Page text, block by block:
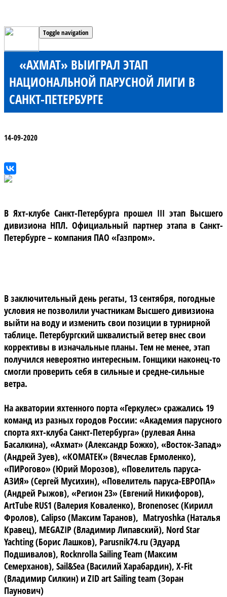
Toggle navigation
«АХМАТ» ВЫИГРАЛ ЭТАП
НАЦИОНАЛЬНОЙ ПАРУСНОЙ ЛИГИ В
САНКТ-ПЕТЕРБУРГЕ
14-09-2020
В Яхт-клубе Санкт-Петербурга прошел III этап Высшего
дивизиона НПЛ. Официальный партнер этапа в Санкт-
Петербурге – компания ПАО «Газпром».
В заключительный день регаты, 13 сентября, погодные
условия не позволили участникам Высшего дивизиона
выйти на воду и изменить свои позиции в турнирной
таблице. Петербургский шквалистый ветер внес свои
коррективы в изначальные планы. Тем не менее, этап
получился невероятно интересным. Гонщики наконец-то
смогли проверить себя в сильные и средне-сильные
ветра.
На акватории яхтенного порта «Геркулес» сражались 19
команд из разных городов России: «Академия парусного
спорта яхт-клуба Санкт-Петербурга» (рулевая Анна
Басалкина), «Ахмат» (Александр Божко), «Восток-Запад»
(Андрей Зуев), «КОМАТЕК» (Вячеслав Ермоленко),
«ПИРогово» (Юрий Морозов), «Повелитель паруса-
АЗИЯ» (Сергей Мусихин), «Повелитель паруса-ЕВРОПА»
(Андрей Рыжов), «Регион 23» (Евгений Никифоров),
ArtTube RUS1 (Валерия Коваленко), Bronenosec (Кирилл
Фролов), Calipso (Максим Таранов), Matryoshka (Наталья
Кравец), MEGAZIP (Владимир Липавский), Nord Star
Yachting (Борис Лашков), Parusnik74.ru (Эдуард
Подшивалов), Rocknrolla Sailing Team (Максим
Семерханов), Sail&Sea (Василий Харабардин), X-Fit
(Владимир Силкин) и ZID art Sailing team (Зоран
Паунович)